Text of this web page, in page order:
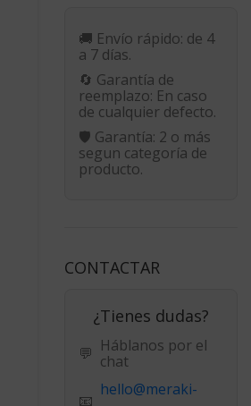
🚚 Envío rápido: de 4
a 7 días.
🔄 Garantía de
reemplazo: En caso
de cualquier defecto.
🛡️ Garantía: 2 o más
segun categoría de
producto.
CONTACTAR
¿Tienes dudas?
💬 Háblanos por el
chat
📧
hello@meraki-